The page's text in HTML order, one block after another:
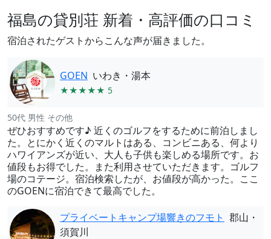
福島の貸別荘 新着・高評価の口コミ
宿泊されたゲストからこんな声が届きました。
GOEN いわき・湯本
★★★★★ 5
50代 男性 その他
ぜひおすすめです♪ 近くのゴルフをするために前泊しまし
た。とにかく近くのマルトはある、コンビニある、何より
ハワイアンズが近い、大人も子供も楽しめる場所です。お
値段もお得でした。また利用させていただきます。ゴルフ
場のコテージ。宿泊検索したが、お値段が高かった。ここ
のGOENに宿泊できて最高でした。
プライベートキャンプ場響きのフモト 郡山・
須賀川